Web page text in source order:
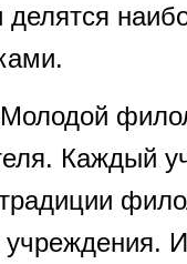
Каждый
учреждения.